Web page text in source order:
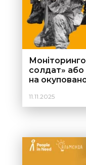
солдат» або
на
11.11.2025